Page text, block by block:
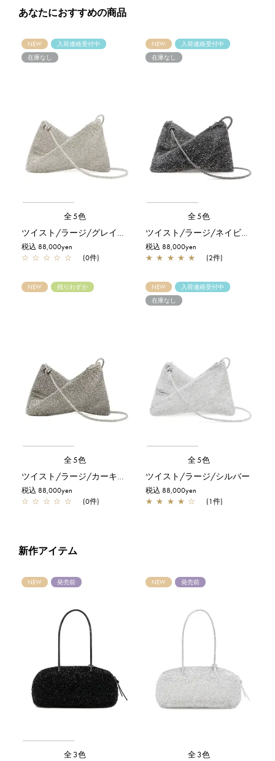
あなたにおすすめの商品
NEW
入荷連絡受付中
在庫なし
全5色
ツイスト/ラージ/グレイッシュホワイトシルバー
税込 88,000yen
☆ ☆ ☆ ☆ ☆ (0件)
NEW
入荷連絡受付中
在庫なし
全5色
ツイスト/ラージ/ネイビーシルバー
税込 88,000yen
★ ★ ★ ★ ★ (2件)
NEW 残りわずか
全5色
ツイスト/ラージ/カーキシルバー
税込 88,000yen
☆ ☆ ☆ ☆ ☆ (0件)
NEW
入荷連絡受付中
在庫なし
全5色
ツイスト/ラージ/シルバー
税込 88,000yen
★ ★ ★ ★ ☆ (1件)
新作アイテム
NEW 発売前
全3色
NEW 発売前
全3色